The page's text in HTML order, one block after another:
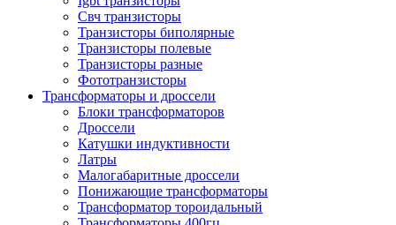
Свч транзисторы
Транзисторы биполярные
Транзисторы полевые
Транзисторы разные
Фототранзисторы
Трансформаторы и дроссели
Блоки трансформаторов
Дроссели
Катушки индуктивности
Латры
Малогабаритные дроссели
Понижающие трансформаторы
Трансформатор тороидальный